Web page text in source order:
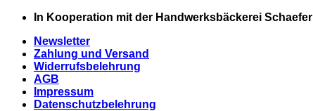
Zum
springen
In Kooperation mit der Handwerksbäckerei Schaefer
Newsletter
Zahlung und Versand
Widerrufsbelehrung
AGB
Impressum
Datenschutzbelehrung